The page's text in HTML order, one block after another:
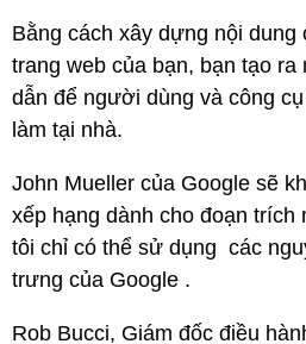
Bằng cách xây dựng nội
trang web của bạn, bạn tạo
dẫn để người dùng và công
làm tại nhà.
John Mueller của Google sẽ
xếp hạng dành cho đoạn trích
tôi chỉ có thể sử dụng các
trưng của Google .
Rob Bucci, Giám đốc điều